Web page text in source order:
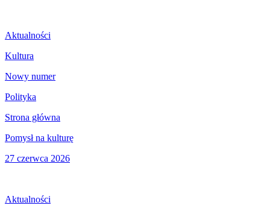
Aktualności
Kultura
Nowy numer
Polityka
Strona główna
Pomysł na kulturę
27 czerwca 2026
Aktualności